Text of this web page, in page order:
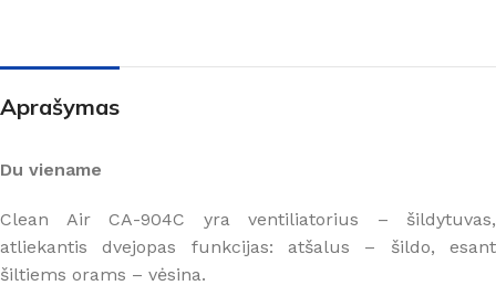
Aprašymas
Du viename
Clean Air CA-904C yra ventiliatorius – šildytuvas,
atliekantis dvejopas funkcijas: atšalus – šildo, esant
šiltiems orams – vėsina.